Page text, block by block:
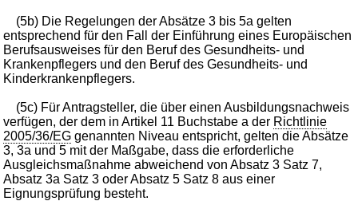
(5b) Die Regelungen der Absätze 3 bis 5a gelten
entsprechend für den Fall der Einführung eines Europäischen
Berufsausweises für den Beruf des Gesundheits- und
Krankenpflegers und den Beruf des Gesundheits- und
Kinderkrankenpflegers.
(5c) Für Antragsteller, die über einen Ausbildungsnachweis
verfügen, der dem in Artikel 11 Buchstabe a der Richtlinie
2005/36/EG genannten Niveau entspricht, gelten die Absätze
3, 3a und 5 mit der Maßgabe, dass die erforderliche
Ausgleichsmaßnahme abweichend von Absatz 3 Satz 7,
Absatz 3a Satz 3 oder Absatz 5 Satz 8 aus einer
Eignungsprüfung besteht.